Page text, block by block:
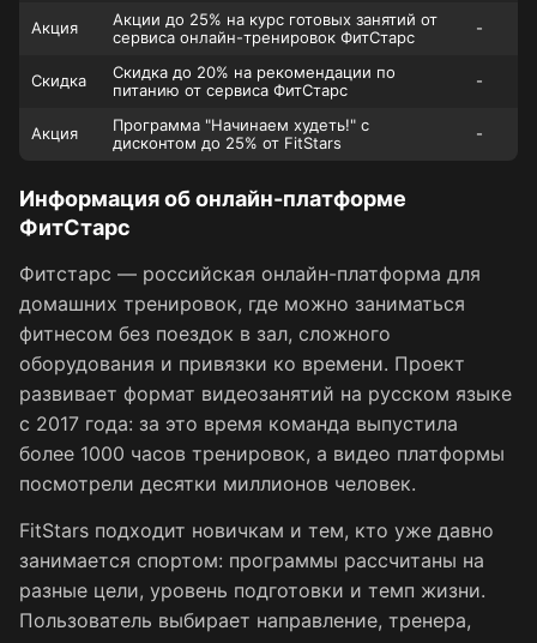
Акция
Акции до 25% на курс готовых занятий от
сервиса онлайн-тренировок ФитСтарс
-
Скидка
Скидка до 20% на рекомендации по
питанию от сервиса ФитСтарс
-
Акция
Программа "Начинаем худеть!" с
дисконтом до 25% от FitStars
-
Информация об онлайн-платформе
ФитСтарс
Фитстарс — российская онлайн-платформа для
домашних тренировок, где можно заниматься
фитнесом без поездок в зал, сложного
оборудования и привязки ко времени. Проект
развивает формат видеозанятий на русском языке
с 2017 года: за это время команда выпустила
более 1000 часов тренировок, а видео платформы
посмотрели десятки миллионов человек.
FitStars подходит новичкам и тем, кто уже давно
занимается спортом: программы рассчитаны на
разные цели, уровень подготовки и темп жизни.
Пользователь выбирает направление, тренера,